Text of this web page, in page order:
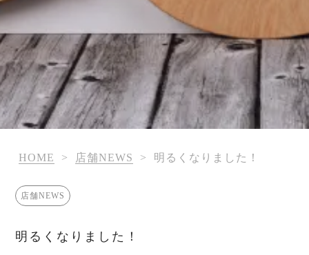
HOME > 店舗NEWS > 明るくなりました！
店舗NEWS
明るくなりました！